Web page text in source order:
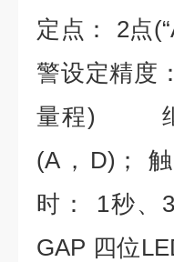
定点： 2点
警设定精度
量程) 继电
(A，D)；
时： 1秒、
GAP 四位